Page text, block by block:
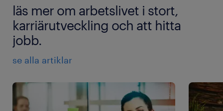
läs mer om arbetslivet i stort,
karriärutveckling och att hitta
jobb.
se alla artiklar